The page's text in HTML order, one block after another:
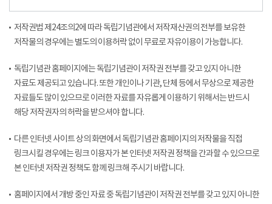
저작권법 제24조의2에 따라 독립기념관에서 저작재산권의 전부를 보유한
저작물의 경우에는 별도의 이용허락 없이 무료로 자유이용이 가능합니다.
독립기념관 홈페이지에는 독립기념관이 저작권 전부를 갖고 있지 아니한
자료도 제공되고 있습니다. 또한 개인이나 기관, 단체 등에서 무상으로 제공한
자료들도 많이 있으므로 이러한 자료를 자유롭게 이용하기 위해서는 반드시
해당 저작권자의 허락을 받으셔야 합니다.
다른 인터넷 사이트 상의 화면에서 독립기념관 홈페이지의 저작물을 직접
링크시킬 경우에는 링크 이용자가 본 인터넷 저작권 정책을 간과할 수 있으므로
본 인터넷 저작권 정책도 함께 링크해 주시기 바랍니다.
홈페이지에서 개방 중인 자료 중 독립기념관이 저작권 전부를 갖고 있지 아니한